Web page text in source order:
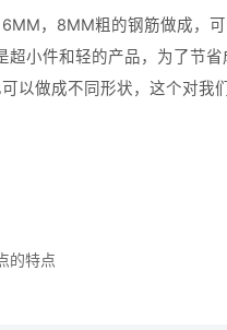
，8MM粗的钢筋做成，
超小件和轻的产品，为了节
以做成不同形状，这个对我
的特点